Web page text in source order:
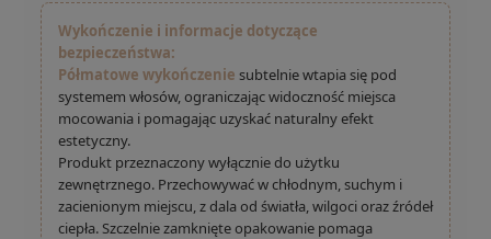
Wykończenie i informacje dotyczące
bezpieczeństwa:
Półmatowe wykończenie subtelnie wtapia się pod
systemem włosów, ograniczając widoczność miejsca
mocowania i pomagając uzyskać naturalny efekt
estetyczny.
Produkt przeznaczony wyłącznie do użytku
zewnętrznego. Przechowywać w chłodnym, suchym i
zacienionym miejscu, z dala od światła, wilgoci oraz źródeł
ciepła. Szczelnie zamknięte opakowanie pomaga